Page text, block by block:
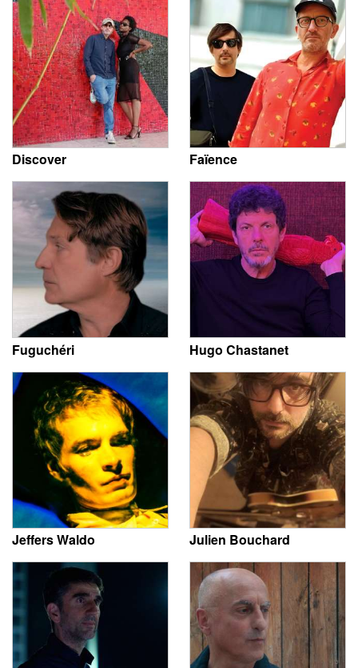
Discover Faïence
Fuguchéri Hugo Chastanet
Jeffers Waldo Julien Bouchard